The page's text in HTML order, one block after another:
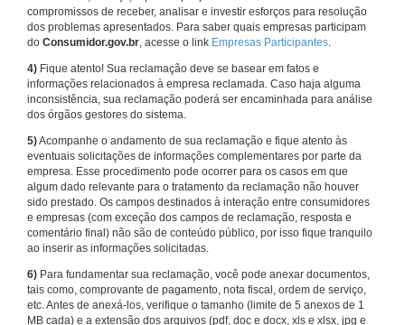
compromissos de receber, analisar e investir esforços para resolução
dos problemas apresentados. Para saber quais empresas participam
do Consumidor.gov.br, acesse o link Empresas Participantes.
4) Fique atento! Sua reclamação deve se basear em fatos e
informações relacionados à empresa reclamada. Caso haja alguma
inconsistência, sua reclamação poderá ser encaminhada para análise
dos órgãos gestores do sistema.
5)Acompanhe o andamento de sua reclamação e fique atento às
eventuais solicitações de informações complementares por parte da
empresa. Esse procedimento pode ocorrer para os casos em que
algum dado relevante para o tratamento da reclamação não houver
sido prestado. Os campos destinados à interação entre consumidores
e empresas (com exceção dos campos de reclamação, resposta e
comentário final) não são de conteúdo público, por isso fique tranquilo
ao inserir as informações solicitadas.
6) Para fundamentar sua reclamação, você pode anexar documentos,
tais como, comprovante de pagamento, nota fiscal, ordem de serviço,
etc. Antes de anexá-los, verifique o tamanho (limite de 5 anexos de 1
MB cada) e a extensão dos arquivos (pdf, doc e docx, xls e xlsx, jpg e